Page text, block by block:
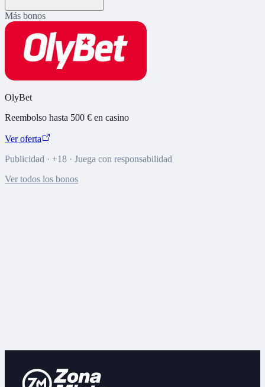
Más bonos
OlyBet
Reembolso hasta 500 € en casino
Ver oferta
Publicidad · +18 · Juega con responsabilidad
Ver todos los bonos